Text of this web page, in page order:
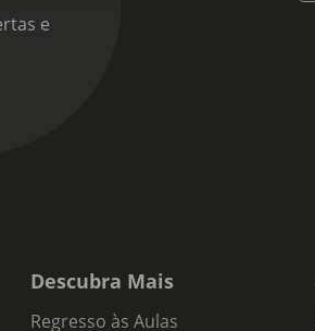
e
Descubra Mais
Regresso às Aulas